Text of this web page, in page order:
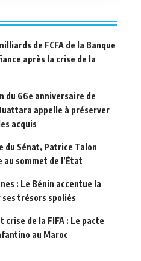
de FCFA de la Banque
après la crise de la
du 66e anniversaire de
appelle à préserver
acquis
du Sénat, Patrice Talon
sommet de l’État
: Le Bénin accentue la
ses trésors spoliés
crise de la FIFA : Le pacte
au Maroc